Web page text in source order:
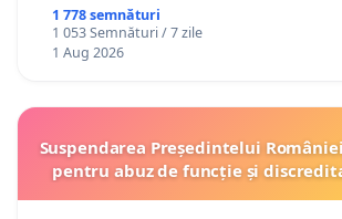
ROMÂNIA
1 778 semnături
1 053 Semnături / 7 zile
1 Aug 2026
Suspendarea Președintelui
pentru abuz de funcție și